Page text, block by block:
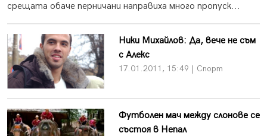
срещата обаче перничани направиха много пропуск...
Ники Михайлов: Да, вече не съм
с Алекс
17.01.2011, 15:49 | Спорт
Футболен мач между слонове се
състоя в Непал